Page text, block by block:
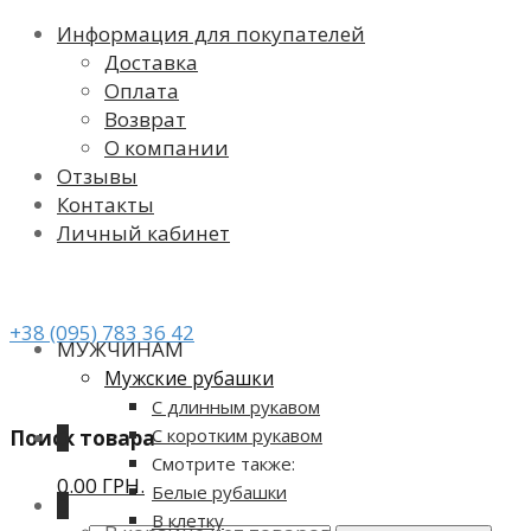
Информация для покупателей
Доставка
Оплата
Возврат
О компании
Отзывы
Контакты
Личный кабинет
+38 (095) 783 36 42
Поиск товара
МУЖЧИНАМ
Мужские рубашки
С длинным рукавом
С коротким рукавом
Смотрите также:
Белые рубашки
В клетку
0.00 ГРН.